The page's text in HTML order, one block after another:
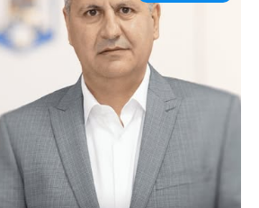
textul pentru
aici
aici
aici
subti